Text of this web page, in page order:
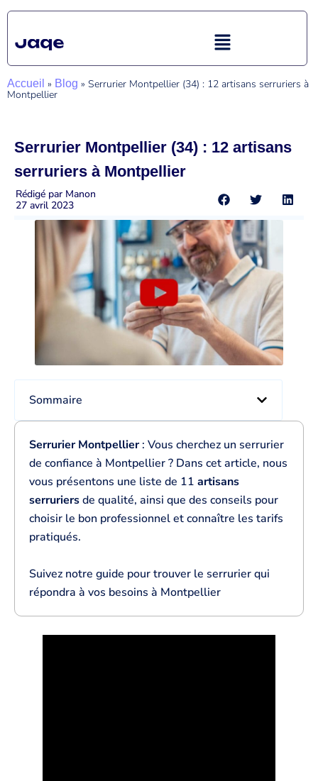
Accueil » Blog » Serrurier Montpellier (34) : 12 artisans serruriers à
Montpellier
Serrurier Montpellier (34) : 12 artisans
serruriers à Montpellier
Rédigé par Manon
27 avril 2023
Sommaire
Serrurier Montpellier: Vous cherchez un serrurier
de confiance à Montpellier ? Dans cet article, nous
vous présentons une liste de 11 artisans
serruriersde qualité, ainsi que des conseils pour
choisir le bon professionnel et connaître les tarifs
pratiqués.
Suivez notre guide pour trouver le serrurier qui
répondra à vos besoins à Montpellier